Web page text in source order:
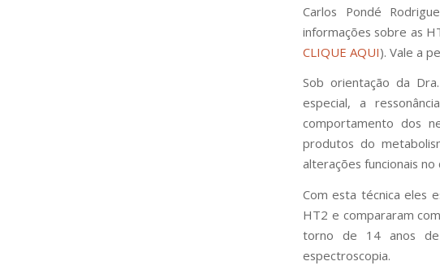
Carlos Pondé
informações sobre as
CLIQUE AQUI). Vale a
Sob orientação da
especial, a
comportamento dos
produtos do
alterações funcionais no
Com esta técnica eles
HT2 e compararam
torno de 14 anos de
espectroscopia.